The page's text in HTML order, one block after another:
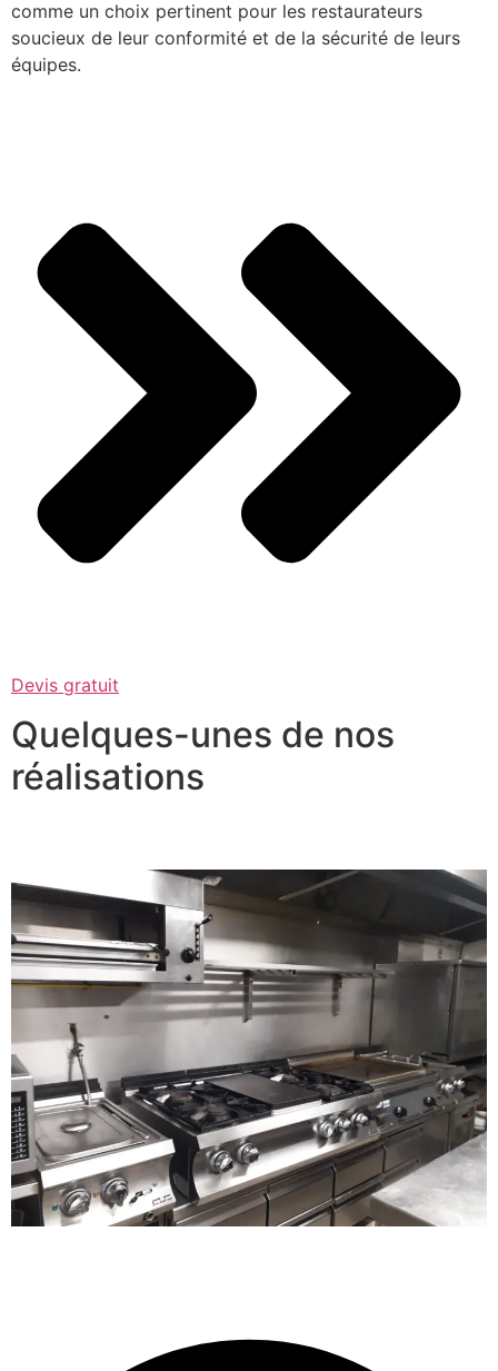
comme un choix pertinent pour les restaurateurs
soucieux de leur conformité et de la sécurité de leurs
équipes.
Devis gratuit
Quelques-unes de nos
réalisations